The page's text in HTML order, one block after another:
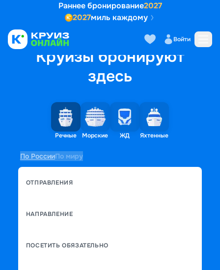
Раннее бронирование2027
2027миль каждому
Войти
Круизы бронируют
здесь
Речные Морские ЖД Яхтенные
По РоссииПо миру
ОТПРАВЛЕНИЯ
НАПРАВЛЕНИЕ
ПОСЕТИТЬ ОБЯЗАТЕЛЬНО